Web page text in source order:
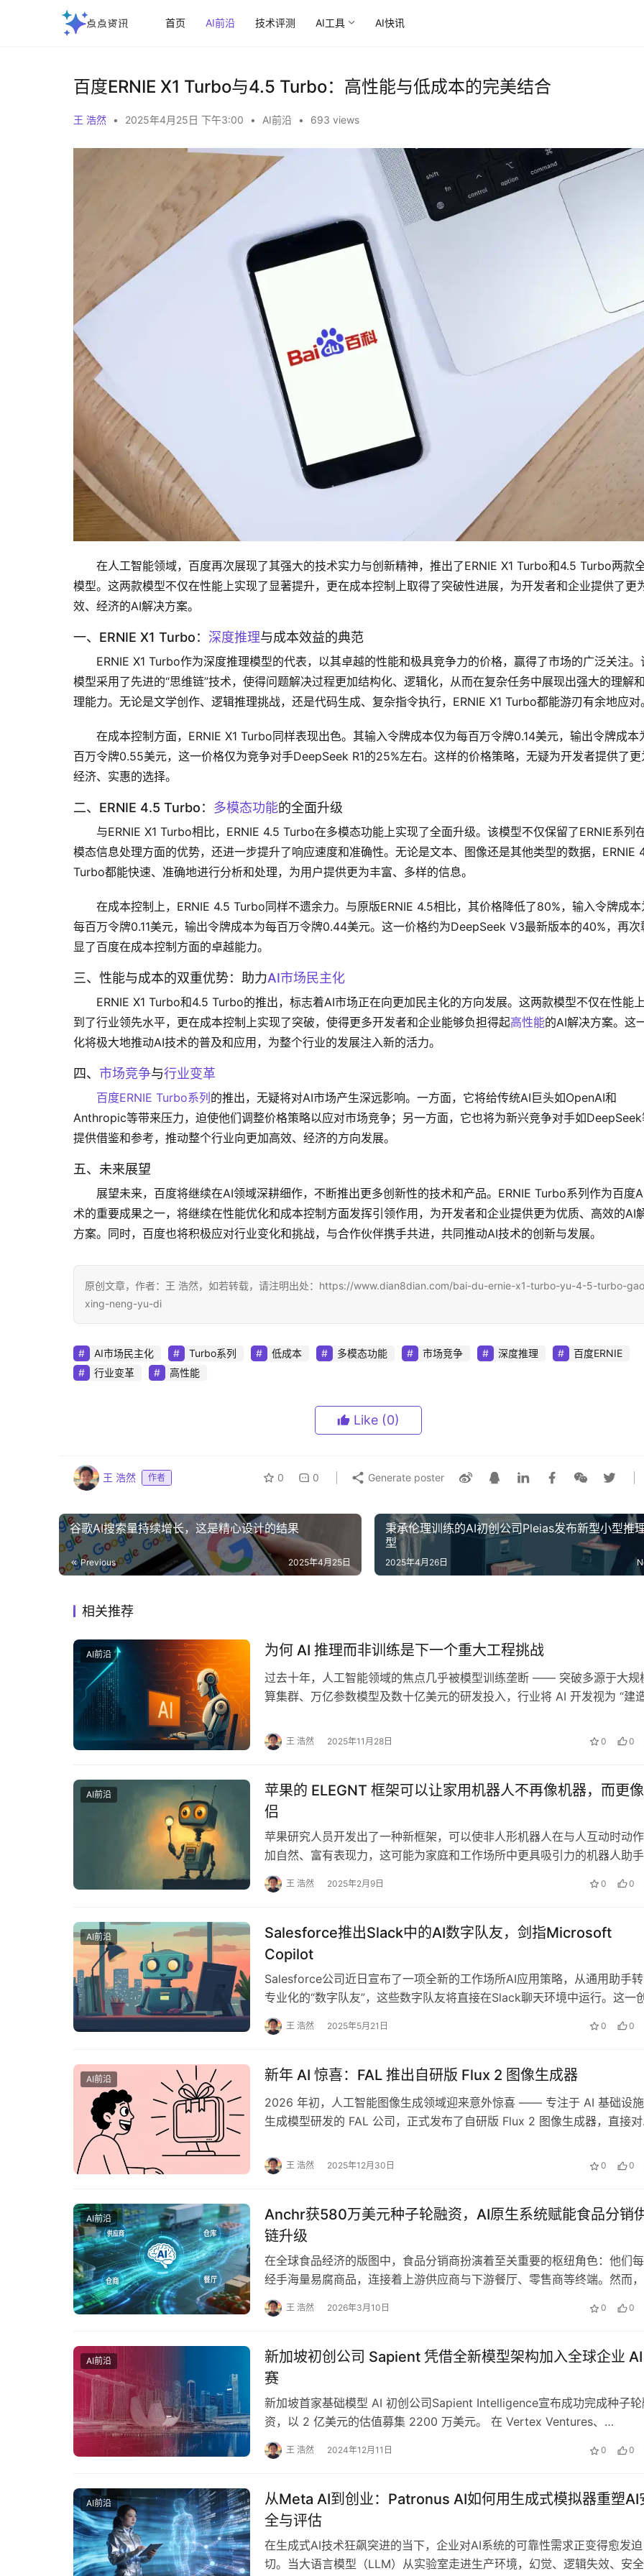
首页 AI前沿 技术评测 AI工具 AI快讯
百度ERNIE X1 Turbo与4.5 Turbo：高性能与低成本的完美结合‌
王 浩然 • 2025年4月25日 下午3:00 • AI前沿 • 693 views
在人工智能领域，百度再次展现了其强大的技术实力与创新精神，推出了ERNIE X1 Turbo和4.5 Turbo两款
模型。这两款模型不仅在性能上实现了显著提升，更在成本控制上取得了突破性进展，为开发者和企业提供了更
效、经济的AI解决方案。
一、ERNIE X1 Turbo： 深度推理与成本效益的典范
ERNIE X1 Turbo作为深度推理模型的代表，以其卓越的性能和极具竞争力的价格，赢得了市场的广泛关注。
模型采用了先进的“思维链”技术，使得问题解决过程更加结构化、逻辑化，从而在复杂任务中展现出强大的理解
理能力。无论是文学创作、逻辑推理挑战，还是代码生成、复杂指令执行，ERNIE X1 Turbo都能游刃有余地应对。
在成本控制方面，ERNIE X1 Turbo同样表现出色。其输入令牌成本仅为每百万令牌0.14美元，输出令牌成本
百万令牌0.55美元，这一价格仅为竞争对手DeepSeek R1的25%左右。这样的价格策略，无疑为开发者提供了更
经济、实惠的选择。
二、ERNIE 4.5 Turbo： 多模态功能的全面升级
与ERNIE X1 Turbo相比，ERNIE 4.5 Turbo在多模态功能上实现了全面升级。该模型不仅保留了ERNIE系列
模态信息处理方面的优势，还进一步提升了响应速度和准确性。无论是文本、图像还是其他类型的数据，ERNIE
Turbo都能快速、准确地进行分析和处理，为用户提供更为丰富、多样的信息。
在成本控制上，ERNIE 4.5 Turbo同样不遗余力。与原版ERNIE 4.5相比，其价格降低了80%，输入令牌成本
每百万令牌0.11美元，输出令牌成本为每百万令牌0.44美元。这一价格约为DeepSeek V3最新版本的40%，再次
显了百度在成本控制方面的卓越能力。
三、性能与成本的双重优势：助力AI市场民主化
ERNIE X1 Turbo和4.5 Turbo的推出，标志着AI市场正在向更加民主化的方向发展。这两款模型不仅在性能
到了行业领先水平，更在成本控制上实现了突破，使得更多开发者和企业能够负担得起高性能的AI解决方案。这
化将极大地推动AI技术的普及和应用，为整个行业的发展注入新的活力。
四、 市场竞争与行业变革
百度ERNIE Turbo系列的推出，无疑将对AI市场产生深远影响。一方面，它将给传统AI巨头如OpenAI和
Anthropic等带来压力，迫使他们调整价格策略以应对市场竞争；另一方面，它也将为新兴竞争对手如
提供借鉴和参考，推动整个行业向更加高效、经济的方向发展。
五、未来展望
展望未来，百度将继续在AI领域深耕细作，不断推出更多创新性的技术和产品。ERNIE Turbo系列作为百度
术的重要成果之一，将继续在性能优化和成本控制方面发挥引领作用，为开发者和企业提供更为优质、高效的AI
方案。同时，百度也将积极应对行业变化和挑战，与合作伙伴携手共进，共同推动AI技术的创新与发展。
原创文章，作者：王 浩然，如若转载，请注明出处：https://www.dian8dian.com/bai-du-ernie-x1-turbo-yu-4-5-turbo-
xing-neng-yu-di
AI市场民主化 Turbo系列 低成本 多模态功能 市场竞争 深度推理
百度ERNIE
行业变革
高性能
Like (0)
王 浩然 作者 0 0 Generate poster
谷歌AI搜索量持续增长，这是精心设计的结果‌
Previous 2025年4月25日
秉承伦理训练的AI初创公司Pleias发布新型小型推
型
2025年4月26日
相关推荐
AI前沿 为何 AI 推理而非训练是下一个重大工程挑战
过去十年，人工智能领域的焦点几乎被模型训练垄断 —— 突破多源于大规
算集群、万亿参数模型及数十亿美元的研发投入，行业将 AI 开发视为 “建
王 浩然 2025年11月28日 0 0
AI前沿
苹果的 ELEGNT 框架可以让家用机器人不再像机器，而更
侣
苹果研究人员开发出了一种新框架，可以使非人形机器人在与人互动时动
加自然、富有表现力，这可能为家庭和工作场所中更具吸引力的机器人助手
平道路。 这项研究于本月在 arXiv 上发…
王 浩然 2025年2月9日 0 0
AI前沿
Salesforce推出Slack中的AI数字队友，剑指Microsoft
Copilot
Salesforce公司近日宣布了一项全新的工作场所AI应用策略，从通用助手
专业化的“数字队友”，这些数字队友将直接在Slack聊天环境中运行。这一
产品被命名为“Agent…
王 浩然 2025年5月21日 0 0
AI前沿 新年 AI 惊喜：FAL 推出自研版 Flux 2 图像生成器
2026 年初，人工智能图像生成领域迎来意外惊喜 —— 专注于 AI 基础设
生成模型研发的 FAL 公司，正式发布了自研版 Flux 2 图像生成器，直接对
王 浩然 2025年12月30日 0 0
AI前沿
Anchr获580万美元种子轮融资，AI原生系统赋能食品分销
链升级
在全球食品经济的版图中，食品分销商扮演着至关重要的枢纽角色：他们
经手海量易腐商品，连接着上游供应商与下游餐厅、零售商等终端。然而，
个规模庞大的行业，却长期被割裂的系统、手动表…
王 浩然 2026年3月10日 0 0
AI前沿
新加坡初创公司 Sapient 凭借全新模型架构加入全球企业
赛
新加坡首家基础模型 AI 初创公司Sapient Intelligence宣布成功完成种子轮
资，以 2 亿美元的估值募集 2200 万美元。 在 Vertex Ventures、…
王 浩然 2024年12月11日 0 0
AI前沿
从Meta AI到创业：Patronus AI如何用生成式模拟器重塑AI
全与评估
在生成式AI技术狂飙突进的当下，企业对AI系统的可靠性需求正变得愈发迫
切。当大语言模型（LLM）从实验室走进生产环境，幻觉、逻辑失效、安全